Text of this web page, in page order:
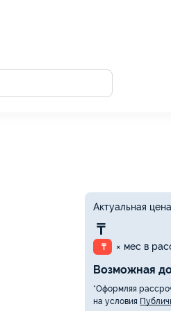
Актуальная цена
₸
₸ × мес в
Возможная
*Оформляя
на условия